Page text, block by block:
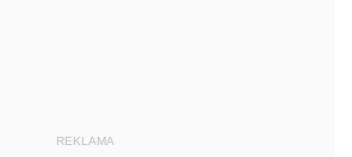
REKLAMA